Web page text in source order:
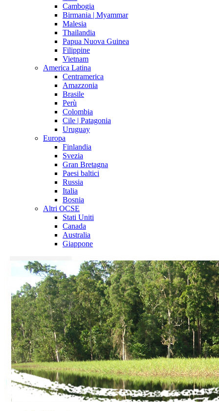
Cambogia
Birmania | Myammar
Malesia
Thailandia
Papua Nuova Guinea
Filippine
Vietnam
America Latina
Centramerica
Amazzonia
Brasile
Perù
Colombia
Cile | Patagonia
Uruguay
Europa
Finlandia
Svezia
Gran Bretagna
Paesi baltici
Russia
Italia
Bosnia
Altri OCSE
Stati Uniti
Canada
Australia
Giappone